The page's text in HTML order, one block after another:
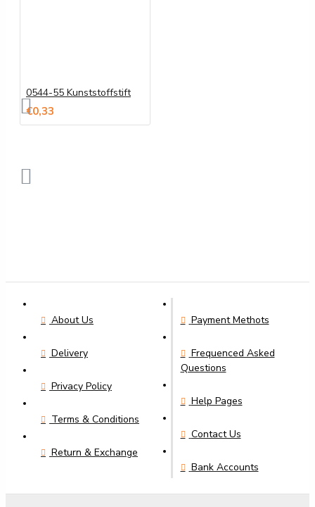
0544-55 Kunststoffstift
€0,33
About Us
Delivery
Privacy Policy
Terms & Conditions
Return & Exchange
Payment Methots
Frequenced Asked
Questions
Help Pages
Contact Us
Bank Accounts